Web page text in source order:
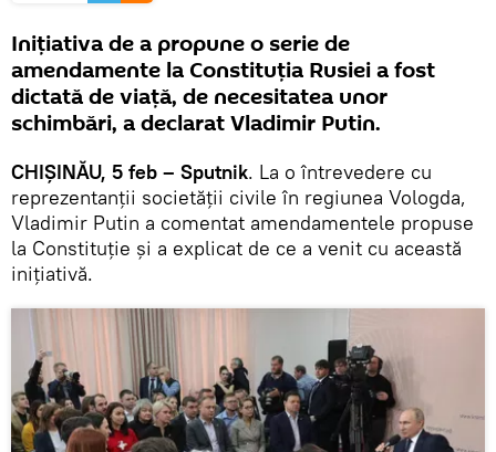
Inițiativa de a propune o serie de
amendamente la Constituția Rusiei a fost
dictată de viață, de necesitatea unor
schimbări, a declarat Vladimir Putin.
CHIȘINĂU, 5 feb – Sputnik. La o întrevedere cu
reprezentanții societății civile în regiunea Vologda,
Vladimir Putin a comentat amendamentele propuse
la Constituție și a explicat de ce a venit cu această
inițiativă.